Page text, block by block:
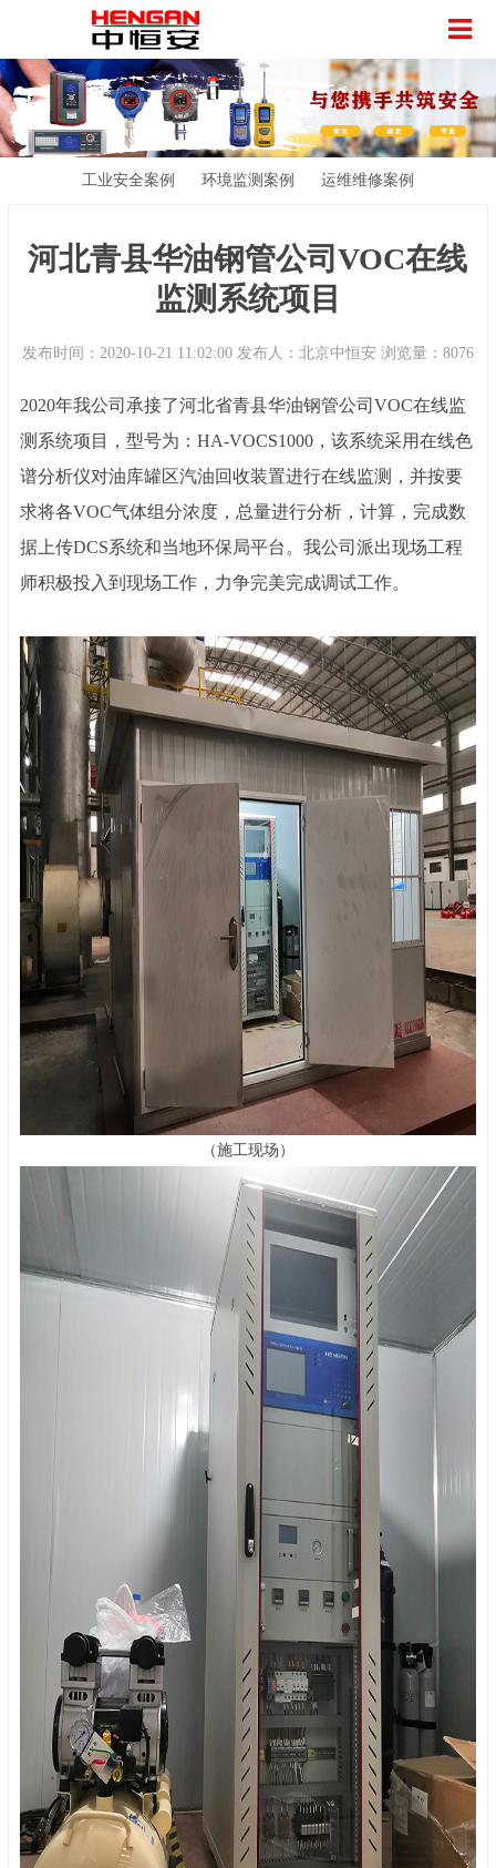
工业安全案例 环境监测案例 运维维修案例
河北青县华油钢管公司VOC在线
监测系统项目
发布时间：2020-10-21 11:02:00 发布人：北京中恒安 浏览量：8076
2020年我公司承接了河北省青县华油钢管公司 VOC在线监
测系统项目， 型号为： HA-VOCS1000， 该系统采用在线色
谱分析仪对油库罐区汽油回收装置进行在线监测，并按要
求将各VOC气体组分浓度，总量进行分析，计算，完成数
据上传DCS系统和当地环保局平台 。 我公司派出现场工程
师积极投入到现场工作，力争完美完成调试工作。
（施工现场）